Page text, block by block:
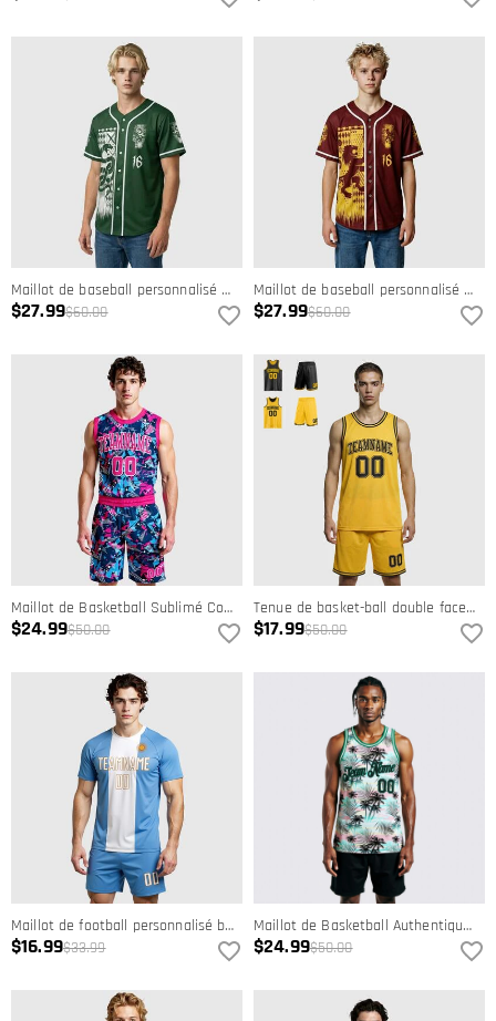
Maillot de baseball personnalisé Vintage Green Snake - Tenue d'équipe personnalisée avec numéro personnalisé
$27.99$60.00
Maillot de baseball personnalisé Scarlet Red Lion Courage - Tenue de sport personnalisée avec numéro personnalisé
$27.99$60.00
Maillot de Basketball Sublimé Col Rond Figure Rose-Bleu Clair Personnalisé
$24.99$50.00
Tenue de basket-ball double face personnalisée par sublimation – Respirante et abordable pour les équipes scolaires et les matchs d'entraînement
$17.99$50.00
Maillot de football personnalisé bleu clair blanc-vieil or avec sublimation du drapeau argentin
$16.99$33.99
Maillot de Basketball Authentique Noir Noir-Vert Kelly Design à Motif 3D Feuilles de Palmier Hawaii Tropical Personnalisé
$24.99$50.00